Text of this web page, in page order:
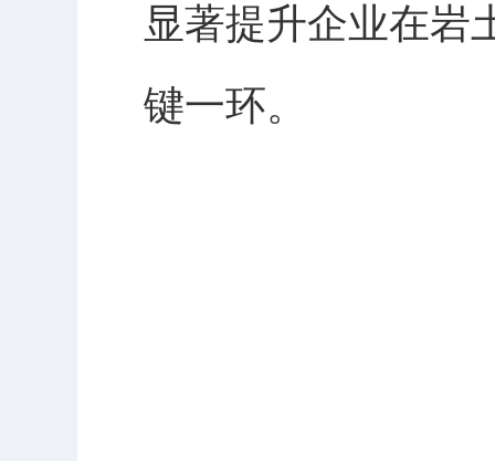
显著提升企业在岩
键一环。